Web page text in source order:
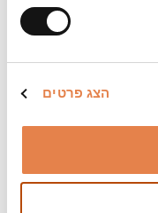
הצג פרטים